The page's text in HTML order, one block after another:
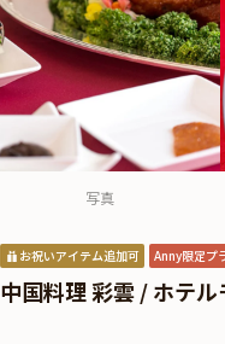
写真
お祝いアイテム追加可 Anny限定プ
中国料理 彩雲 / ホテ